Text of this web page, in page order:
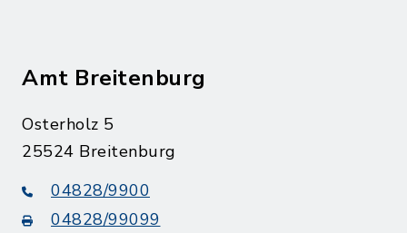
Amt Breitenburg
Osterholz 5
25524 Breitenburg
04828/9900
04828/99099